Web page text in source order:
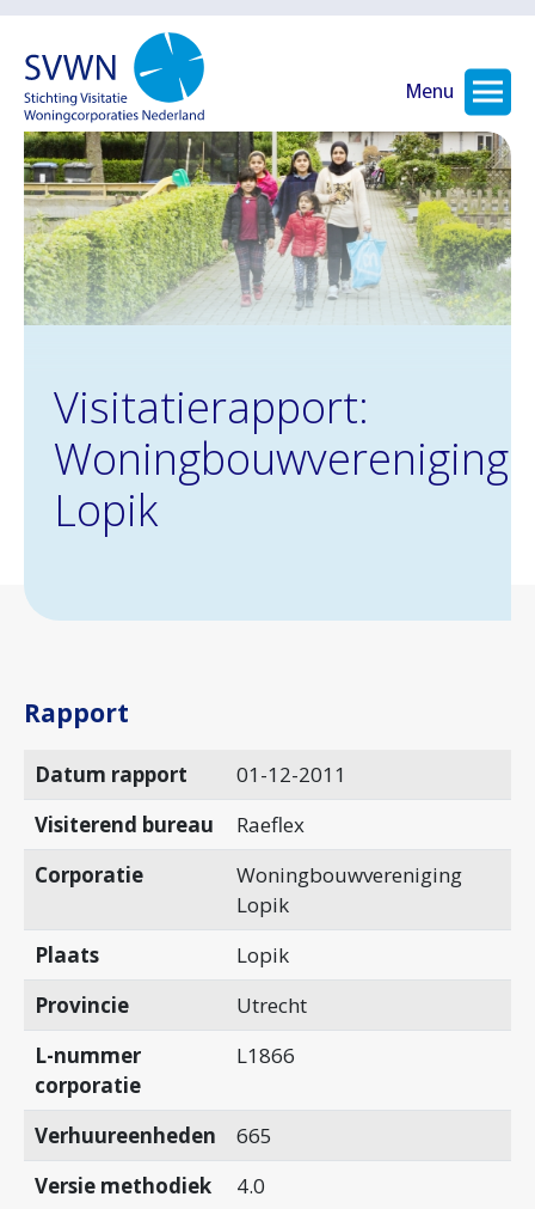
Menu
Visitatierapport:
Woningbouwvereniging
Lopik
Rapport
Datum rapport
01-12-2011
Visiterend bureau
Raeflex
Corporatie
Woningbouwvereniging
Lopik
Plaats
Lopik
Provincie
Utrecht
L-nummer
corporatie
L1866
Verhuureenheden
665
Versie methodiek
4.0